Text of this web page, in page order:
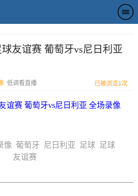
球友谊赛 葡萄牙vs尼日利亚
低调看直播 已被浏览1次
谊赛 葡萄牙vs尼日利亚 全场录像
像 葡萄牙 尼日利亚 足球 足球
友谊赛